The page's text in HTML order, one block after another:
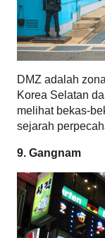
DMZ adalah
Korea Selatan
melihat bekas-
sejarah
9. Gangnam